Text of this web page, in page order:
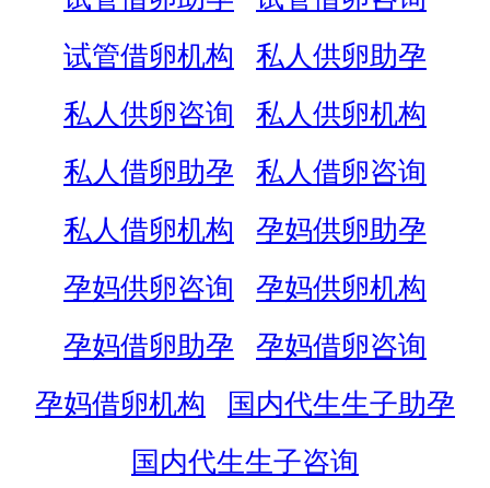
试管借卵机构
私人供卵助孕
私人供卵咨询
私人供卵机构
私人借卵助孕
私人借卵咨询
私人借卵机构
孕妈供卵助孕
孕妈供卵咨询
孕妈供卵机构
孕妈借卵助孕
孕妈借卵咨询
孕妈借卵机构
国内代生生子助孕
国内代生生子咨询